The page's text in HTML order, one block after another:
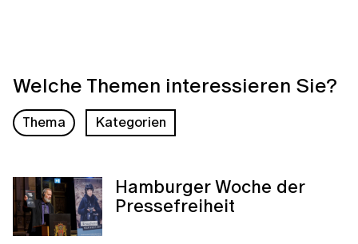
Welche Themen interessieren Sie?
Thema Kategorien
Hamburger Woche der
Pressefreiheit